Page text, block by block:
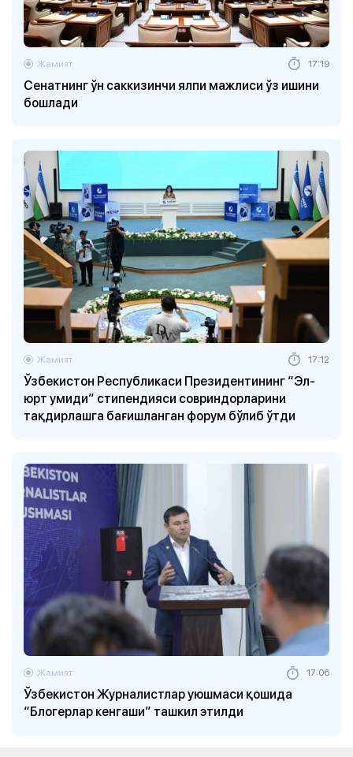
Сенатнинг ўн саккизинчи ялпи мажлиси ўз ишини
бошлади
Жамият 17:19
Ўзбекистон Республикаси Президентининг “Эл-
юрт умиди” стипендияси совриндорларини
тақдирлашга бағишланган форум бўлиб ўтди
Жамият 17:12
Ўзбекистон Журналистлар уюшмаси қошида
“Блогерлар кенгаши” ташкил этилди
Жамият 17:06